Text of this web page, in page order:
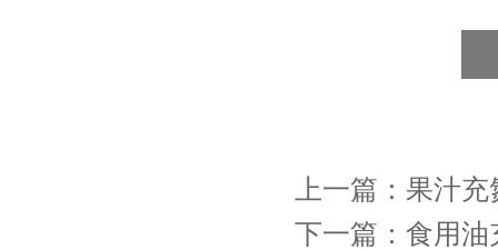
上一篇： 果汁充
下一篇： 食用油